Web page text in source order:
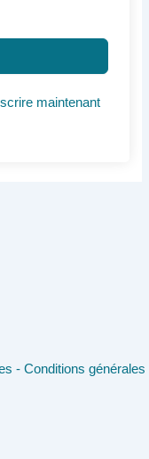
maintenant
- Conditions générales